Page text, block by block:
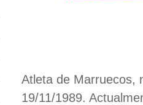
Atleta de Marruecos,
19/11/1989.